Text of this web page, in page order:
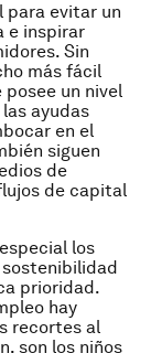
para evitar un
e inspirar
Sin
más fácil
un nivel
ayudas
en el
siguen
de
de capital
los
prioridad.
hay
recortes al
son los niños